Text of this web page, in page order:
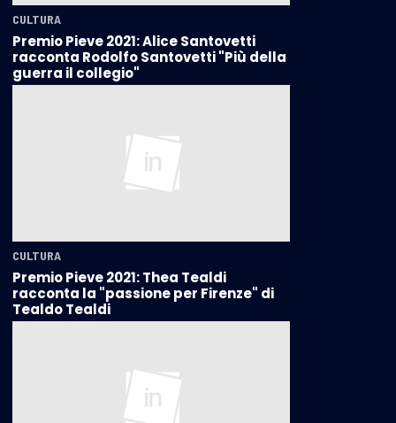
CULTURA
Premio Pieve 2021: Alice Santovetti
racconta Rodolfo Santovetti "Più della
guerra il collegio"
CULTURA
Premio Pieve 2021: Thea Tealdi
racconta la "passione per Firenze" di
Tealdo Tealdi